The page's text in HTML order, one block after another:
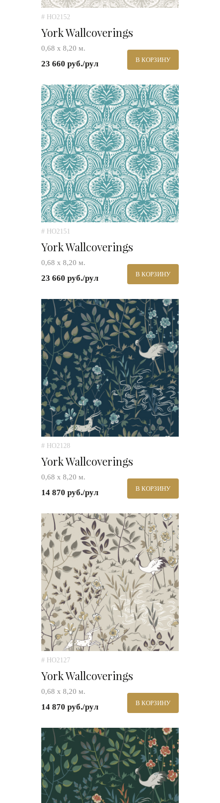
# HO2152
York Wallcoverings
0,68 х 8,20 м.
23 660 руб./рул В КОРЗИНУ
# HO2151
York Wallcoverings
0,68 х 8,20 м.
23 660 руб./рул В КОРЗИНУ
# HO2128
York Wallcoverings
0,68 х 8,20 м.
14 870 руб./рул В КОРЗИНУ
# HO2127
York Wallcoverings
0,68 х 8,20 м.
14 870 руб./рул В КОРЗИНУ